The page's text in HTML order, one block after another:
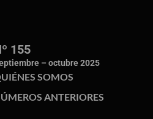
155
– octubre 2025
SOMOS
ANTERIORES